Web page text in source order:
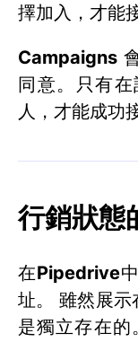
擇加入，才能
Campaigns
同意。只有
人，才能成功
行銷狀態
在Pipedrive
址。 雖然展示
是獨立存在